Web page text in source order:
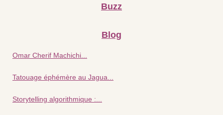
Buzz
Blog
Omar Cherif Machichi...
Tatouage éphémère au Jagua...
Storytelling algorithmique :...